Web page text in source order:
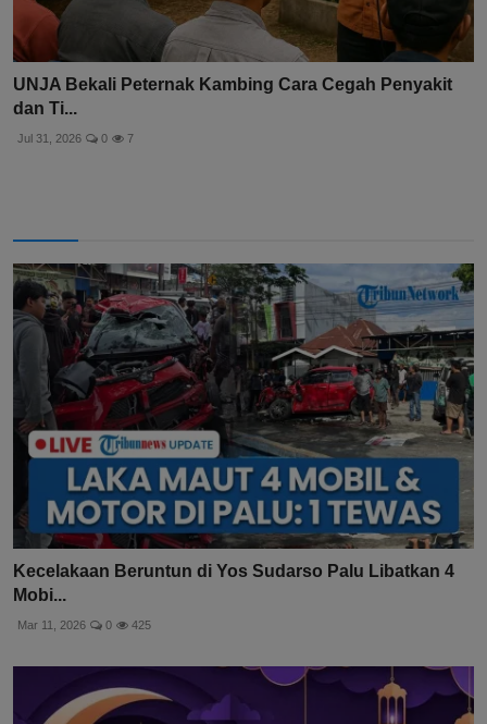
UNJA Bekali Peternak Kambing Cara Cegah Penyakit
dan Ti...
Jul 31, 2026 0 7
Kecelakaan Beruntun di Yos Sudarso Palu Libatkan 4
Mobi...
Mar 11, 2026 0 425